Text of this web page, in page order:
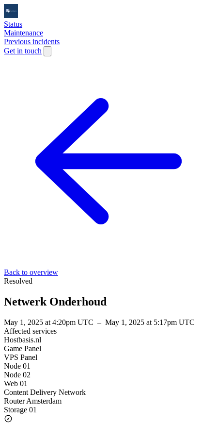
Status
Maintenance
Previous incidents
Get in touch
Back to overview
Resolved
Netwerk Onderhoud
May 1, 2025 at 4:20pm UTC – May 1, 2025 at 5:17pm UTC
Affected services
Hostbasis.nl
Game Panel
VPS Panel
Node 01
Node 02
Web 01
Content Delivery Network
Router Amsterdam
Storage 01